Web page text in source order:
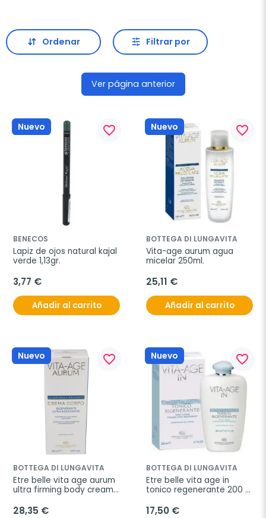
Ordenar Filtrar por
Ver página anterior
Nuevo favorite_border
BENECOS
Lapiz de ojos natural kajal
verde 1,13gr.
3,77 €
Añadir al carrito
Nuevo favorite_border
BOTTEGA DI LUNGAVITA
Vita-age aurum agua
micelar 250ml.
25,11 €
Añadir al carrito
Nuevo favorite_border
BOTTEGA DI LUNGAVITA
Etre belle vita age aurum
ultra firming body cream
28,35 €
Nuevo favorite_border
BOTTEGA DI LUNGAVITA
Etre belle vita age in
tonico regenerante 200
17,50 €